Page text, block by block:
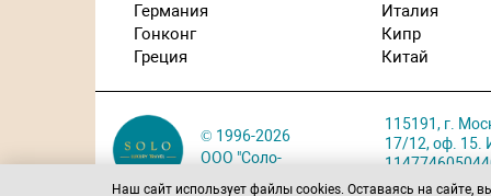
Германия
Гонконг
Греция
Италия
Кипр
Китай
© 1996-2026
ООО "Соло-
115191, г.
17/12, оф. 15.
Карта проезда
Наш сайт использует файлы cookies. Оставаясь на сайте,